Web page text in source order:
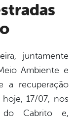
juntamente
Ambiente e
a recuperação
17/07, nos
do Cabrito e,